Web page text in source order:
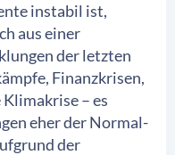
instabil ist,
aus einer
der letzten
Finanzkrisen,
– es
eher der Normal-
der